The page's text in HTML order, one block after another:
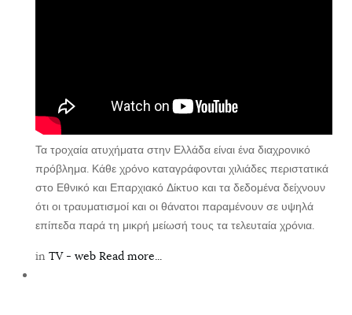
Τα τροχαία ατυχήματα στην Ελλάδα είναι ένα διαχρονικό
πρόβλημα. Κάθε χρόνο καταγράφονται χιλιάδες περιστατικά
στο Εθνικό και Επαρχιακό Δίκτυο και τα δεδομένα δείχνουν
ότι οι τραυματισμοί και οι θάνατοι παραμένουν σε υψηλά
επίπεδα παρά τη μικρή μείωσή τους τα τελευταία χρόνια.
in TV - web Read more...